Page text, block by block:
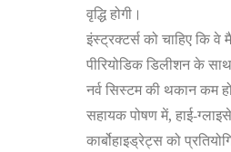
वृद्धि होगी।
इंस्ट्रक्टर्स को चाहिए कि
पीरियोडिक डिलीशन के
नर्व सिस्टम की थकान कम
सहायक पोषण में,
कार्बोहाइड्रेट्स को